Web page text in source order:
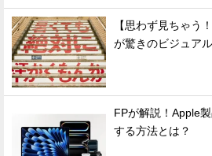
【思わず見ちゃう
が驚きのビジュア
FPが解説！Apple
する方法とは？